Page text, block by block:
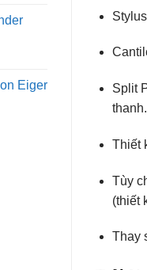
Eiger
Split
thanh.
Thiết
Tùy
(thiết
Thay